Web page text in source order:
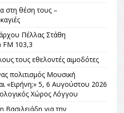
στη θέση τους –
Πέλλας Στάθη
FM 103,3
τους εθελοντές αιμοδότες
πολιτισμός Μουσική
«Ειρήνη;» 5, 6 Αυγούστου 2026
Χώρος Λόγγου
Βασιλειάδη για την